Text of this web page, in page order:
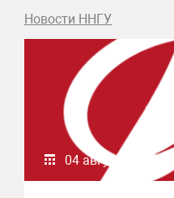
Новости ННГУ
04 августа 2026